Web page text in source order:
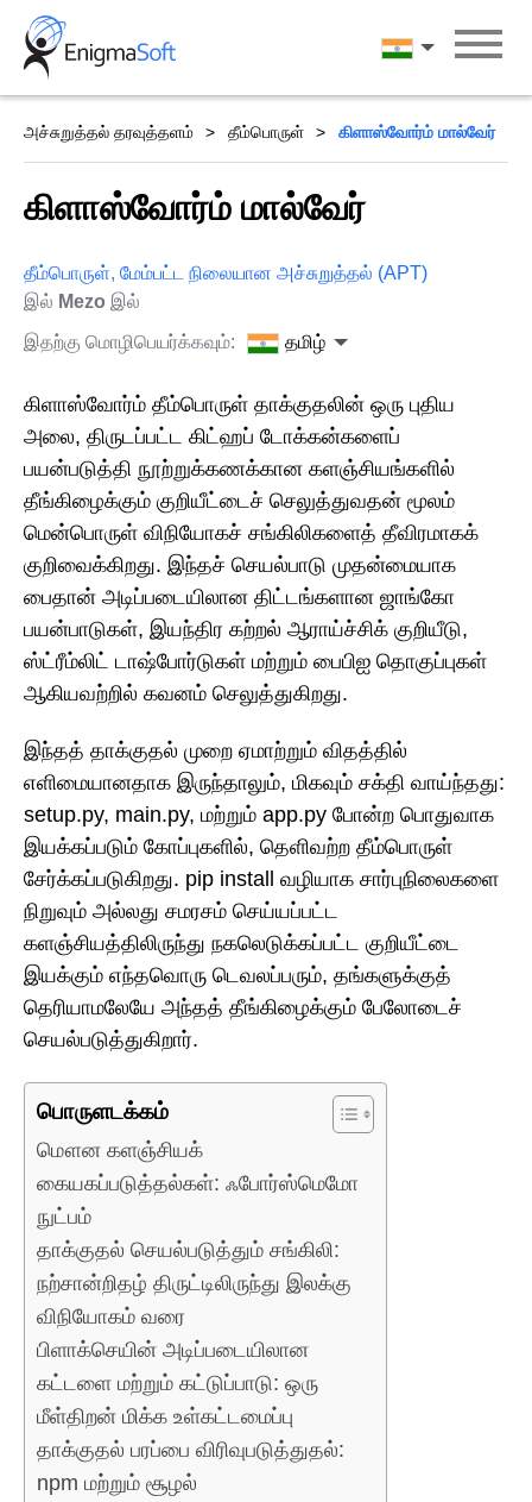
Skip
content
தமிழ்
அச்சுறுத்தல் தரவுத்தளம் தீம்பொருள் கிளாஸ்வோர்ம் மால்வேர்
கிளாஸ்வோர்ம் மால்வேர்
தீம்பொருள், மேம்பட்ட நிலையான அச்சுறுத்தல் (APT)
இல் Mezo இல்
இதற்கு மொழிபெயர்க்கவும்:
தமிழ்
கிளாஸ்வோர்ம் தீம்பொருள் தாக்குதலின் ஒரு புதிய
அலை, திருடப்பட்ட கிட்ஹப் டோக்கன்களைப்
பயன்படுத்தி நூற்றுக்கணக்கான களஞ்சியங்களில்
தீங்கிழைக்கும் குறியீட்டைச் செலுத்துவதன் மூலம்
மென்பொருள் விநியோகச் சங்கிலிகளைத் தீவிரமாகக்
குறிவைக்கிறது. இந்தச் செயல்பாடு முதன்மையாக
பைதான் அடிப்படையிலான திட்டங்களான ஜாங்கோ
பயன்பாடுகள், இயந்திர கற்றல் ஆராய்ச்சிக் குறியீடு,
ஸ்ட்ரீம்லிட் டாஷ்போர்டுகள் மற்றும் பைபிஐ தொகுப்புகள்
ஆகியவற்றில் கவனம் செலுத்துகிறது.
இந்தத் தாக்குதல் முறை ஏமாற்றும் விதத்தில்
எளிமையானதாக இருந்தாலும், மிகவும் சக்தி வாய்ந்தது:
setup.py, main.py, மற்றும் app.py போன்ற பொதுவாக
இயக்கப்படும் கோப்புகளில், தெளிவற்ற தீம்பொருள்
சேர்க்கப்படுகிறது. pip install வழியாக சார்புநிலைகளை
நிறுவும் அல்லது சமரசம் செய்யப்பட்ட
களஞ்சியத்திலிருந்து நகலெடுக்கப்பட்ட குறியீட்டை
இயக்கும் எந்தவொரு டெவலப்பரும், தங்களுக்குத்
தெரியாமலேயே அந்தத் தீங்கிழைக்கும் பேலோடைச்
செயல்படுத்துகிறார்.
பொருளடக்கம்
மௌன களஞ்சியக்
கையகப்படுத்தல்கள்: ஃபோர்ஸ்மெமோ
நுட்பம்
தாக்குதல் செயல்படுத்தும் சங்கிலி:
நற்சான்றிதழ் திருட்டிலிருந்து இலக்கு
விநியோகம் வரை
பிளாக்செயின் அடிப்படையிலான
கட்டளை மற்றும் கட்டுப்பாடு: ஒரு
மீள்திறன் மிக்க உள்கட்டமைப்பு
தாக்குதல் பரப்பை விரிவுபடுத்துதல்:
npm மற்றும் சூழல்